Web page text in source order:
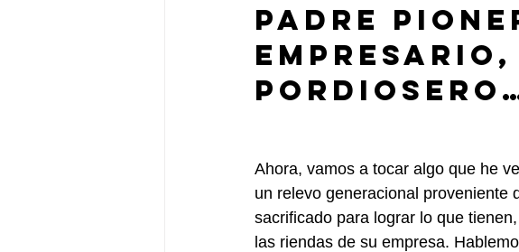
Padre
Ahora, vamos a tocar algo que he
un relevo generacional proveniente
sacrificado para lograr lo que
las riendas de su empresa.